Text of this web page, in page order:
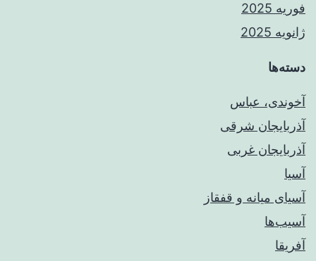
فوریه 2025
ژانویه 2025
دسته‌ها
آخوندی، عباس
آذربایجان شرقی
آذربایجان غربی
آسیا
آسیای میانه و قفقاز
آسیب‌ها
آفریقا